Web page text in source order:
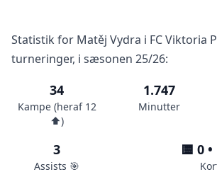
Statistik for Matěj Vydra i FC Viktoria
turneringer, i sæsonen 25/26:
34
Kampe (heraf 12
⬆️)
1.747
Minutter
3
Assists 🎯
🟨 0